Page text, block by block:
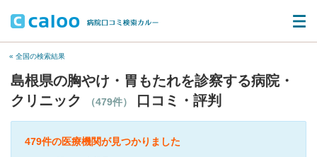
« 全国の検索結果
島根県の胸やけ・胃もたれを診察する病院・
クリニック
（479件） 口コミ・評判
479件の医療機関が見つかりました